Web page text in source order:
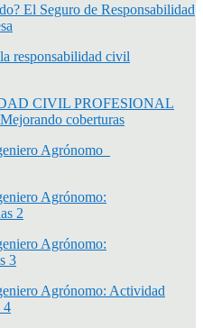
El Seguro de Responsabilidad
responsabilidad civil
CIVIL PROFESIONAL
coberturas
Agrónomo_
Agrónomo:
2
Agrónomo:
3
Agrónomo: Actividad
4